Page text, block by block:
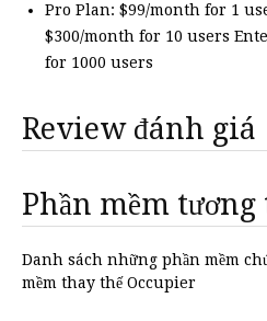
Pro Plan: $99/month for 1
$300/month for 10 users
for 1000 users
Review đánh giá
Phần mềm tương
Danh sách những phần mềm
mềm thay thế Occupier